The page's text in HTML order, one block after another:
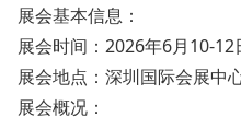
展会基本信息：
展会时间：2026年6月10-12
展会地点：深圳国际会展中
展会概况：